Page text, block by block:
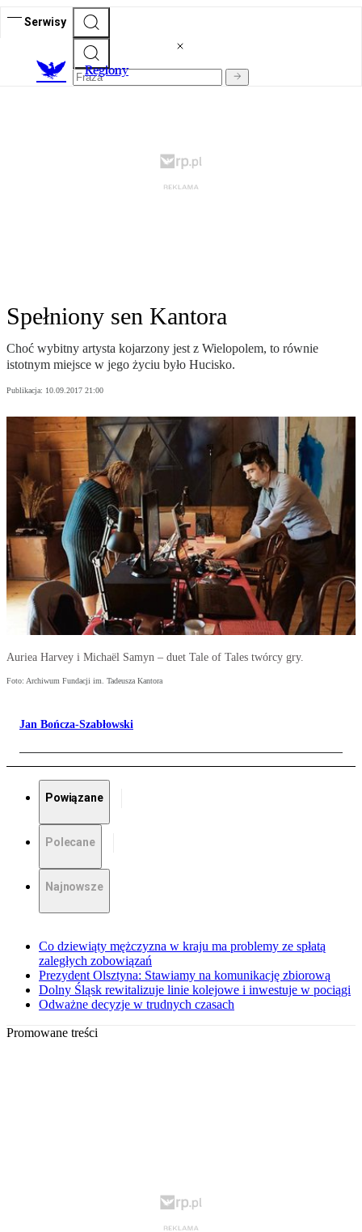
Serwisy
Regiony
Spełniony sen Kantora
Choć wybitny artysta kojarzony jest z Wielopolem, to równie
istotnym miejsce w jego życiu było Hucisko.
Publikacja: 10.09.2017 21:00
Auriea Harvey i Michaël Samyn – duet Tale of Tales twórcy gry.
Foto: Archiwum Fundacji im. Tadeusza Kantora
Jan Bończa-Szabłowski
Powiązane
Polecane
Najnowsze
Co dziewiąty mężczyzna w kraju ma problemy ze spłatą
zaległych zobowiązań
Prezydent Olsztyna: Stawiamy na komunikację zbiorową
Dolny Śląsk rewitalizuje linie kolejowe i inwestuje w pociągi
Odważne decyzje w trudnych czasach
Promowane treści